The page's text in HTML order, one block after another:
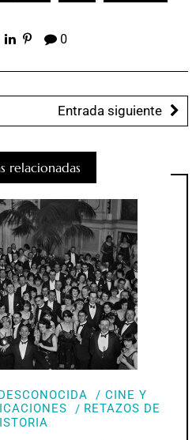
0
Entrada siguiente
relacionadas
CINE Y
RETAZOS DE